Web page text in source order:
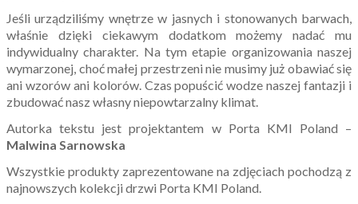
Jeśli urządziliśmy wnętrze w jasnych i stonowanych barwach,
właśnie dzięki ciekawym dodatkom możemy nadać mu
indywidualny charakter. Na tym etapie organizowania naszej
wymarzonej, choć małej przestrzeni nie musimy już obawiać się
ani wzorów ani kolorów. Czas popuścić wodze naszej fantazji i
zbudować nasz własny niepowtarzalny klimat.
Autorka tekstu jest projektantem w Porta KMI Poland –
Malwina Sarnowska
Wszystkie produkty zaprezentowane na zdjęciach pochodzą z
najnowszych kolekcji drzwi Porta KMI Poland.